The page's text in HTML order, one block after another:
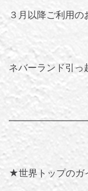
３月以降ご利用の
ネバーランド引っ
★世界トップの